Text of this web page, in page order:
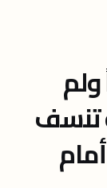
تنسف